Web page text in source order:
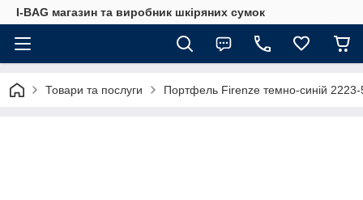
I-BAG магазин та виробник шкіряних сумок
Товари та послуги Портфель Firenze темно-синій